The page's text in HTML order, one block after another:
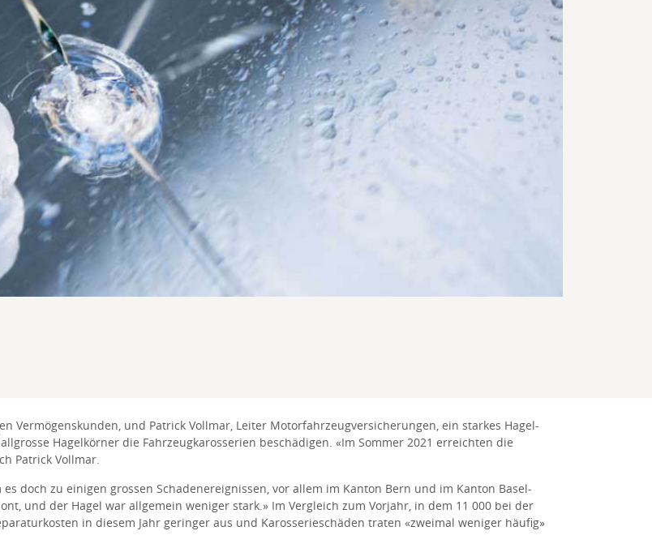
Vermögenskunden, und Patrick Vollmar, Leiter Motorfahrzeugversicherungen, ein starkes Hagel-
Hagelkörner die Fahrzeugkarosserien beschädigen. «Im Sommer 2021 erreichten die
Patrick Vollmar.
doch zu einigen grossen Schadenereignissen, vor allem im Kanton Bern und im Kanton Basel-
und der Hagel war allgemein weniger stark.» Im Vergleich zum Vorjahr, in dem 11 000 bei der
in diesem Jahr geringer aus und Karosserieschäden traten «zweimal weniger häufig»